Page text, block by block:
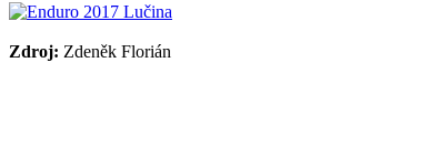
Zdroj: Zdeněk Florián